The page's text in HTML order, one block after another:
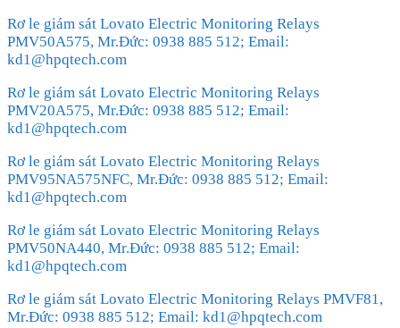
Rơ le giám sát Lovato Electric Monitoring Relays
PMV50A575, Mr.Đức: 0938 885 512; Email:
kd1@hpqtech.com
Rơ le giám sát Lovato Electric Monitoring Relays
PMV20A575, Mr.Đức: 0938 885 512; Email:
kd1@hpqtech.com
Rơ le giám sát Lovato Electric Monitoring Relays
PMV95NA575NFC, Mr.Đức: 0938 885 512; Email:
kd1@hpqtech.com
Rơ le giám sát Lovato Electric Monitoring Relays
PMV50NA440, Mr.Đức: 0938 885 512; Email:
kd1@hpqtech.com
Rơ le giám sát Lovato Electric Monitoring Relays PMVF81,
Mr.Đức: 0938 885 512; Email: kd1@hpqtech.com